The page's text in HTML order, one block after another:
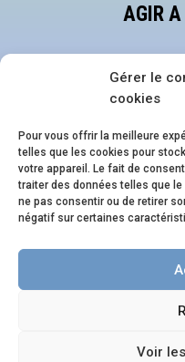
Gérer le
cookies
Pour vous offrir la meilleure
telles que les cookies pour
votre appareil. Le fait de
traiter des données telles que
ne pas consentir ou de retirer
négatif sur certaines
Voir
AGIR
NOS
Family
Site créé par Entreprendre